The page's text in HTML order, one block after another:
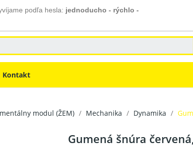
podľa hesla: jednoducho - rýchlo -
Kontakt
modul (ŽEM) Mechanika Dynamika
Gumená šnúra